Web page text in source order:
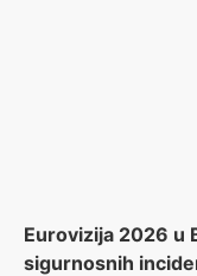
Eurovizija 2026 u
sigurnosnih